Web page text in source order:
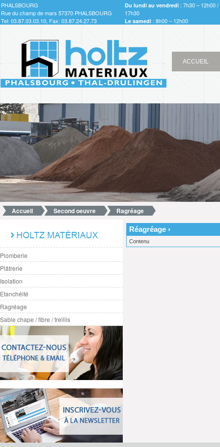
PHALSBOURG
Rue du champ de mars 57370 PHALSBOURG
Tel: 03.87.03.03.10, Fax: 03.87.24.27.73
Du lundi au vendredi : 7h30 – 12h00
17h30
Le samedi : 8h00 – 12h00
ACCUEIL
Accueil Second oeuvre Ragréage
Plomberie
Plâtrerie
Isolation
Etanchéité
Ragréage
Sable chape / fibre / treillis
Réagréage ›
Contenu